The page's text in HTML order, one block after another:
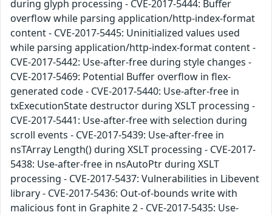
during glyph processing - CVE-2017-5444: Buffer
overflow while parsing application/http-index-format
content - CVE-2017-5445: Uninitialized values used
while parsing application/http-index-format content -
CVE-2017-5442: Use-after-free during style changes -
CVE-2017-5469: Potential Buffer overflow in flex-
generated code - CVE-2017-5440: Use-after-free in
txExecutionState destructor during XSLT processing -
CVE-2017-5441: Use-after-free with selection during
scroll events - CVE-2017-5439: Use-after-free in
nsTArray Length() during XSLT processing - CVE-2017-
5438: Use-after-free in nsAutoPtr during XSLT
processing - CVE-2017-5437: Vulnerabilities in Libevent
library - CVE-2017-5436: Out-of-bounds write with
malicious font in Graphite 2 - CVE-2017-5435: Use-